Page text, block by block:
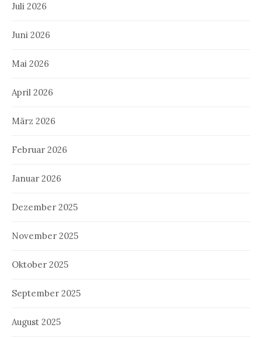
Juli 2026
Juni 2026
Mai 2026
April 2026
März 2026
Februar 2026
Januar 2026
Dezember 2025
November 2025
Oktober 2025
September 2025
August 2025